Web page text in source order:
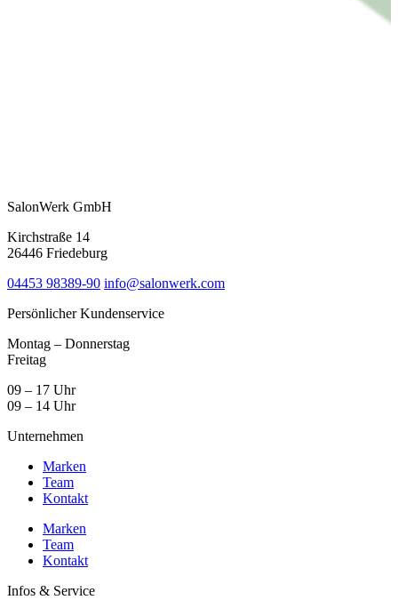
SalonWerk GmbH
Kirchstraße 14
26446 Friedeburg
04453 98389-90 info@salonwerk.com
Persönlicher Kundenservice
Montag – Donnerstag
Freitag
09 – 17 Uhr
09 – 14 Uhr
Unternehmen
Marken
Team
Kontakt
Marken
Team
Kontakt
Infos & Service